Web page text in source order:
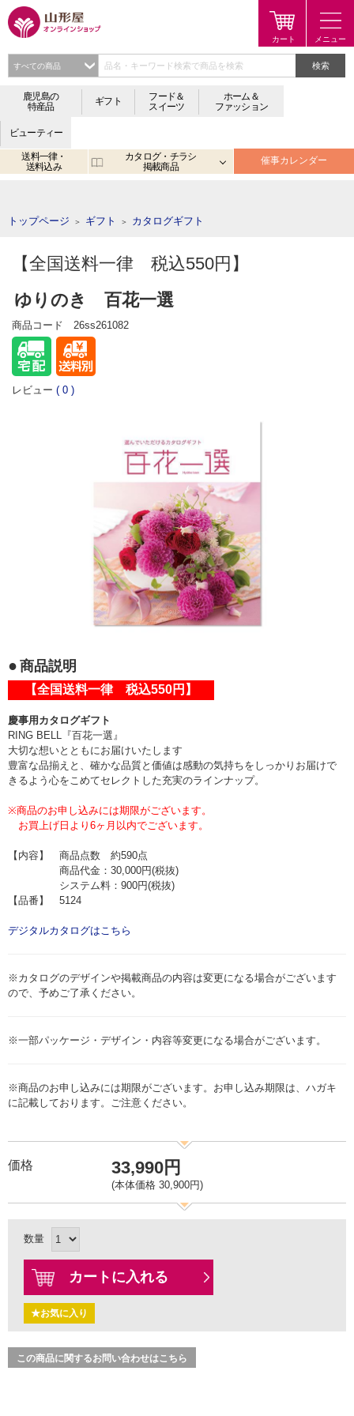
検索
鹿児島の
特産品
ギフト
フード＆
スイーツ
ホーム＆
ファッション
ビューティー
送料一律・
送料込み
カタログ・チラシ
掲載商品
催事カレンダー
トップページ ＞ ギフト ＞ カタログギフト
【全国送料一律 税込550円】
ゆりのき 百花一選
商品コード 26ss261082
レビュー ( 0 )
商品説明
【全国送料一律 税込550円】
慶事用カタログギフト
RING BELL『百花一選』
大切な想いとともにお届けいたします
豊富な品揃えと、確かな品質と価値は感動の気持ちをしっかりお届けで
きるよう心をこめてセレクトした充実のラインナップ。
※商品のお申し込みには期限がございます。
お買上げ日より6ヶ月以内でございます。
【内容】 商品点数 約590点
商品代金：30,000円(税抜)
システム料：900円(税抜)
【品番】 5124
デジタルカタログはこちら
※カタログのデザインや掲載商品の内容は変更になる場合がございます
ので、予めご了承ください。
※一部パッケージ・デザイン・内容等変更になる場合がございます。
※商品のお申し込みには期限がございます。お申し込み期限は、ハガキ
に記載しております。ご注意ください。
価格 33,990円
(本体価格 30,900円)
数量
カートに入れる
★お気に入り
この商品に関するお問い合わせはこちら